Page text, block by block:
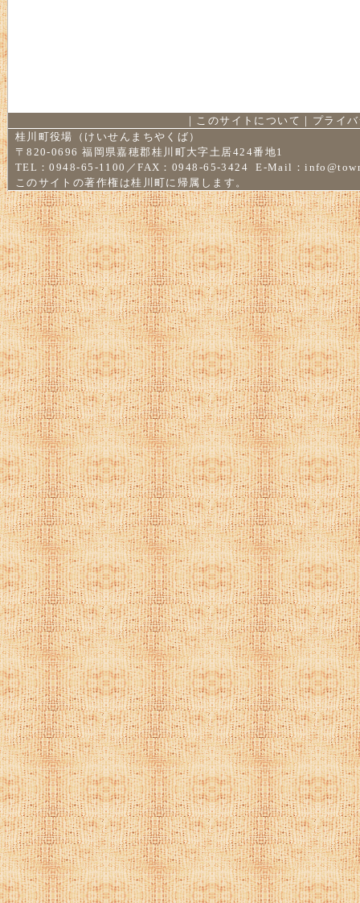
｜ このサイトについて ｜ プライ
桂川町役場（けいせんまちやくば）
〒820-0696 福岡県嘉穂郡桂川町大字土居424番地1
TEL：0948-65-1100／FAX：0948-65-3424 E-Mail：
このサイトの著作権は桂川町に帰属します。